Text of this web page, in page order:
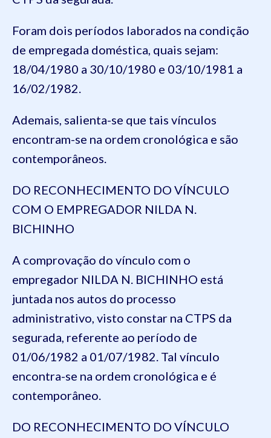
Foram dois períodos laborados na condição
de empregada doméstica, quais sejam:
18/04/1980 a 30/10/1980 e 03/10/1981 a
16/02/1982.
Ademais, salienta-se que tais vínculos
encontram-se na ordem cronológica e são
contemporâneos.
DO RECONHECIMENTO DO VÍNCULO
COM O EMPREGADOR NILDA N.
BICHINHO
A comprovação do vínculo com o
empregador NILDA N. BICHINHO está
juntada nos autos do processo
administrativo, visto constar na CTPS da
segurada, referente ao período de
01/06/1982 a 01/07/1982. Tal vínculo
encontra-se na ordem cronológica e é
contemporâneo.
DO RECONHECIMENTO DO VÍNCULO